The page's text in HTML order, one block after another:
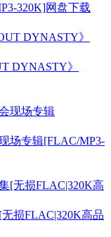
320K]网盘下载
DYNASTY》
场专辑[FLAC/MP3-
损FLAC|320K高品